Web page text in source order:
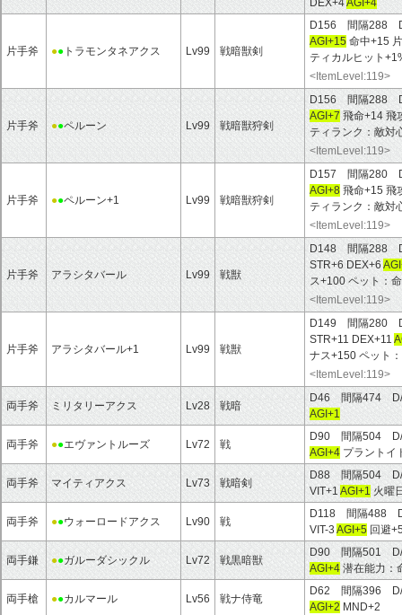
片手斧 ●● トラモンタネアクス Lv99 戦暗獣剣
D156 間隔288
AGI+15 命中+15
ティカルヒット
<ItemLevel:119>
片手斧 ●●ペルーン Lv99 戦暗獣狩剣
D156 間隔288
AGI+7 飛命+14 飛
ティランク：敵対
<ItemLevel:119>
片手斧 ●●ペルーン+1 Lv99 戦暗獣狩剣
D157 間隔280
AGI+8 飛命+15 飛
ティランク：敵対
<ItemLevel:119>
片手斧 アラシタバール Lv99 戦獣
D148 間隔288
STR+6 DEX+6
ス+100 ペット：
<ItemLevel:119>
片手斧 アラシタバール+1 Lv99 戦獣
D149 間隔280
STR+11 DEX+11
ナス+150 ペット
<ItemLevel:119>
両手斧 ミリタリーアクス Lv28 戦暗
D46 間隔474
AGI+1
両手斧 ●●エヴァントルーズ Lv72 戦
D90 間隔504
AGI+4 プラントイ
両手斧 マイティアクス Lv73 戦暗剣
D88 間隔504
VIT+1 AGI+1 火曜
両手斧 ●●ウォーロードアクス Lv90 戦
D118 間隔488
VIT-3 AGI+5 回避
両手鎌 ●●ガルーダシックル Lv72 戦黒暗獣
D90 間隔501
AGI+4 潜在能力：
両手槍 ●●カルマール Lv56 戦ナ侍竜
D62 間隔396
AGI+2 MND+2